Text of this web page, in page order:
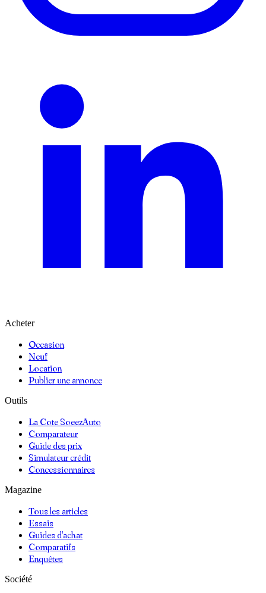
Acheter
Occasion
Neuf
Location
Publier une annonce
Outils
La Cote SoeezAuto
Comparateur
Guide des prix
Simulateur crédit
Concessionnaires
Magazine
Tous les articles
Essais
Guides d'achat
Comparatifs
Enquêtes
Société